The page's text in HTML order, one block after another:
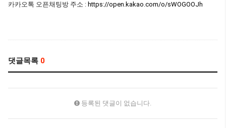
카카오톡 오픈채팅방 주소 : https://open.kakao.com/o/sWOGOOJh
댓글목록 0
등록된 댓글이 없습니다.